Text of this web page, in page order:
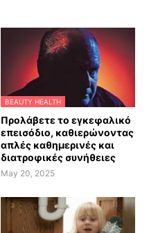
BEAUTY HEALTH
Προλάβετε το εγκεφαλικό
επεισόδιο, καθιερώνοντας
απλές καθημερινές και
διατροφικές συνήθειες
May 20, 2025